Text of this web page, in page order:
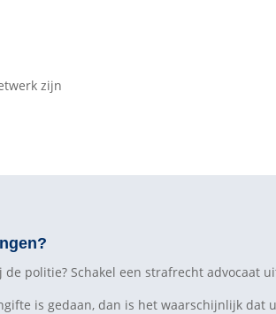
zijn
politie? Schakel een strafrecht advocaat
is gedaan, dan is het waarschijnlijk dat